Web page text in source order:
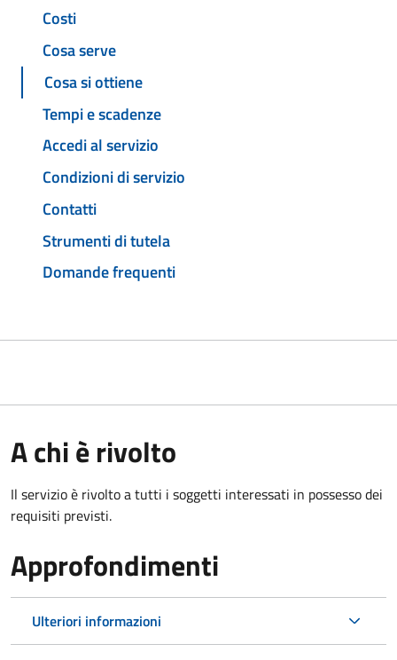
Costi
Cosa serve
Cosa si ottiene
Tempi e scadenze
Accedi al servizio
Condizioni di servizio
Contatti
Strumenti di tutela
Domande frequenti
A chi è rivolto
Il servizio è rivolto a tutti i soggetti interessati in possesso dei
requisiti previsti.
Approfondimenti
Ulteriori informazioni